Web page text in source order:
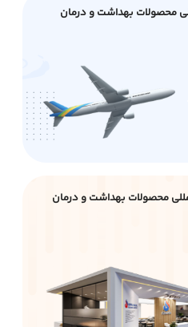
محصولات بهداشت و درمان
محصولات بهداشت و درمان